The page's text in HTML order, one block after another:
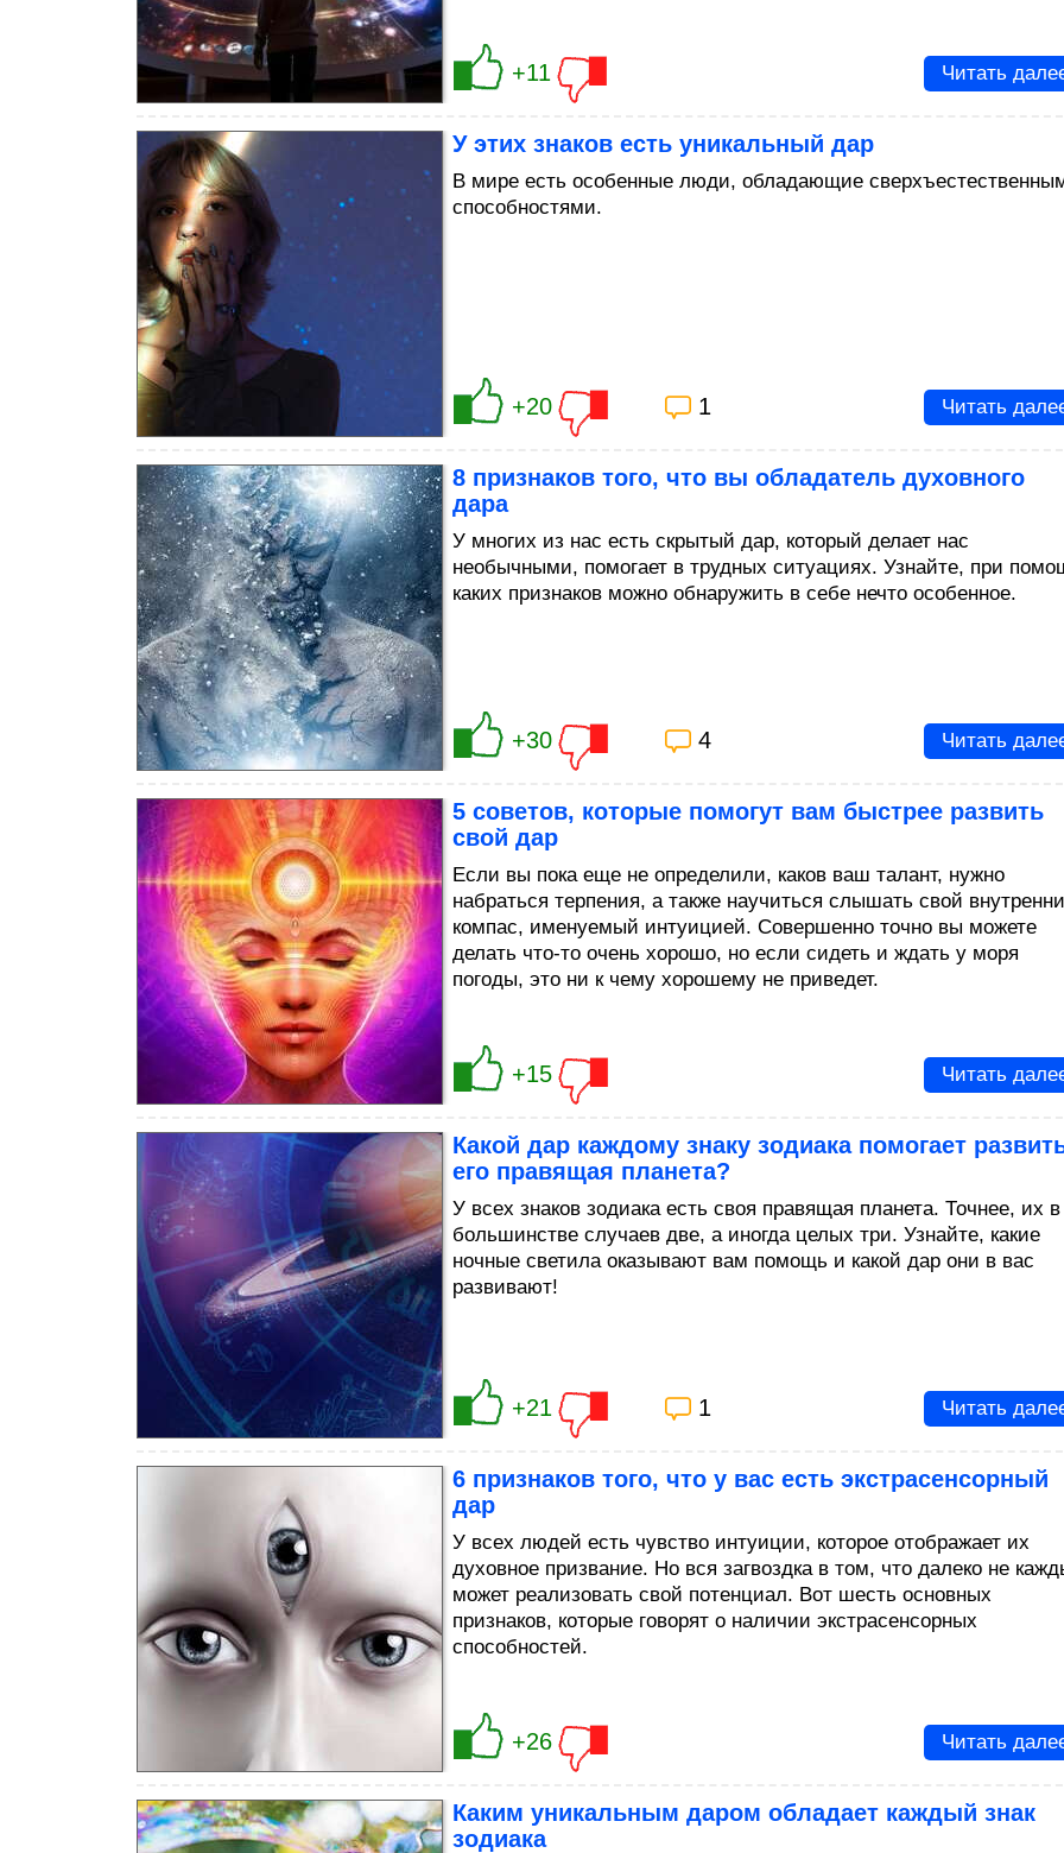
+11 Читать
У этих знаков есть уникальный дар
В мире есть особенные люди, обладающие
способностями.
+20 1 Читать
8 признаков того, что вы обладатель духовного
дара
У многих из нас есть скрытый дар, который делает нас
необычными, помогает в трудных ситуациях. Узнайте, при
каких признаков можно обнаружить в себе нечто особенное.
+30 4 Читать
5 советов, которые помогут вам быстрее развить
свой дар
Если вы пока еще не определили, каков ваш талант, нужно
набраться терпения, а также научиться слышать свой
компас, именуемый интуицией. Совершенно точно вы можете
делать что-то очень хорошо, но если сидеть и ждать у моря
погоды, это ни к чему хорошему не приведет.
+15 Читать
Какой дар каждому знаку зодиака помогает
его правящая планета?
У всех знаков зодиака есть своя правящая планета. Точнее, их в
большинстве случаев две, а иногда целых три. Узнайте, какие
ночные светила оказывают вам помощь и какой дар они в вас
развивают!
+21 1 Читать
6 признаков того, что у вас есть экстрасенсорный
дар
У всех людей есть чувство интуиции, которое отображает их
духовное призвание. Но вся загвоздка в том, что далеко не
может реализовать свой потенциал. Вот шесть основных
признаков, которые говорят о наличии экстрасенсорных
способностей.
+26 Читать
Каким уникальным даром обладает каждый знак
зодиака